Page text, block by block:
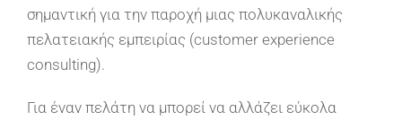
σημαντική για την παροχή μιας πολυκαναλικής
πελατειακής εμπειρίας (customer experience
consulting).
Για έναν πελάτη να μπορεί να αλλάζει εύκολα